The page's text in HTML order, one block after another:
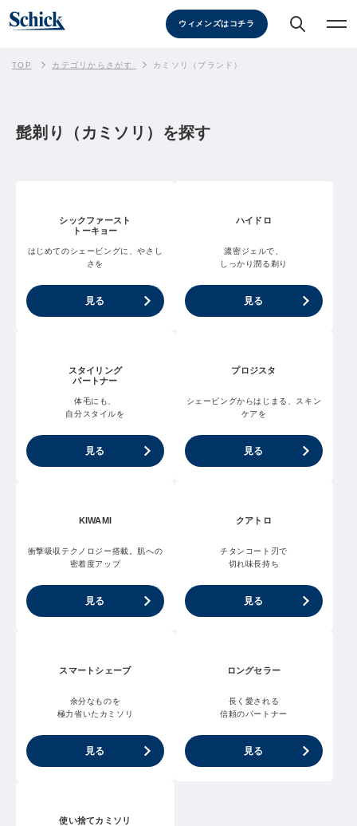
ウィメンズはコチラ
TOP カテゴリからさがす カミソリ（ブランド）
髭剃り（カミソリ）を探す
シックファースト
トーキョー
はじめてのシェービングに、やさし
さを
見る
ハイドロ
濃密ジェルで、
しっかり潤る剃り
見る
スタイリング
パートナー
体毛にも、
自分スタイルを
見る
プロジスタ
シェービングからはじまる、スキン
ケアを
見る
KIWAMI
衝撃吸収テクノロジー搭載。肌への
密着度アップ
見る
クアトロ
チタンコート刃で
切れ味長持ち
見る
スマートシェーブ
余分なものを
極力省いたカミソリ
見る
ロングセラー
長く愛される
信頼のパートナー
見る
使い捨てカミソリ